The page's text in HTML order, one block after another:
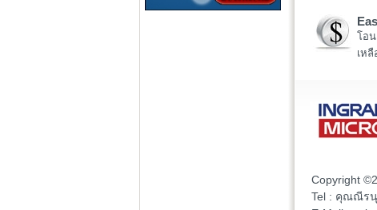
โอ
เห
Copyright
Tel : คุณณีรนุ